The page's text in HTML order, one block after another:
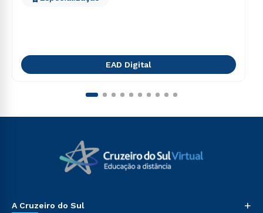
EAD Digital
A Cruzeiro do Sul +